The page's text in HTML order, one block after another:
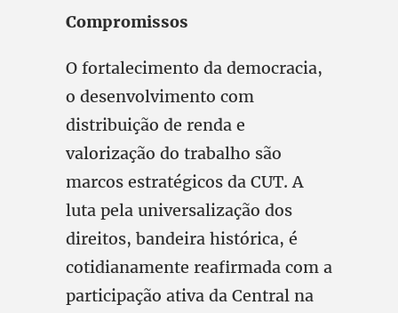
Compromissos
O fortalecimento da democracia,
o desenvolvimento com
distribuição de renda e
valorização do trabalho são
marcos estratégicos da CUT. A
luta pela universalização dos
direitos, bandeira histórica, é
cotidianamente reafirmada com a
participação ativa da Central na